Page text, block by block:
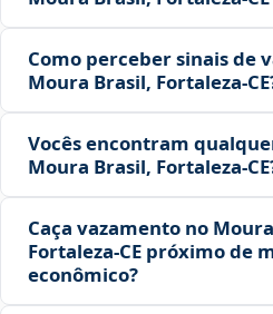
Como perceber sinais de
Moura Brasil,
Vocês encontram
Moura Brasil,
Caça vazamento no
Fortaleza‑CE próximo de
econômico?